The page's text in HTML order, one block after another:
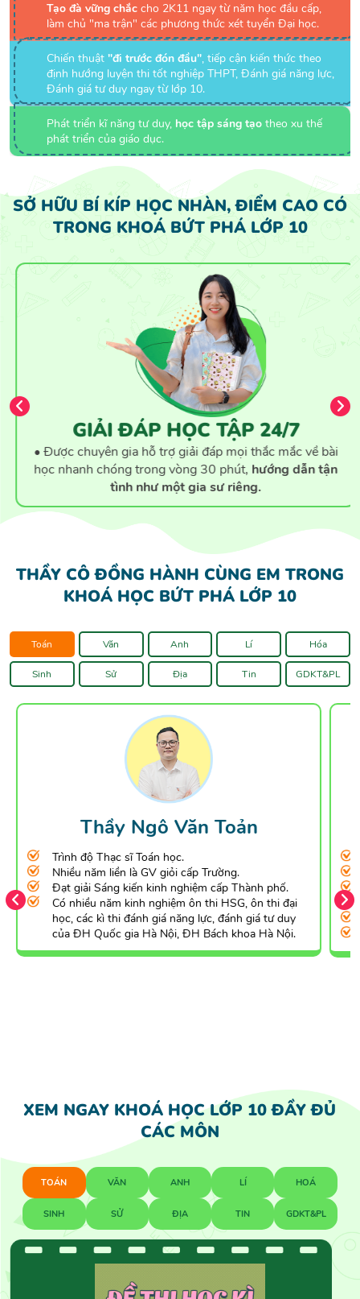
Tạo đà vững chắc cho 2K11 ngay từ năm học đầu cấp,
làm chủ "ma trận" các phương thức xét tuyển Đại học.
Chiến thuật "đi trước đón đầu", tiếp cận kiến thức theo
định hướng luyện thi tốt nghiệp THPT, Đánh giá năng lực,
Đánh giá tư duy ngay từ lớp 10.
Phát triển kĩ năng tư duy, học tập sáng tạo theo xu thế
phát triển của giáo dục.
SỞ HỮU BÍ KÍP HỌC NHÀN, ĐIỂM CAO CÓ
TRONG KHOÁ BỨT PHÁ LỚP 10
GIẢI ĐÁP HỌC TẬP 24/7
• Được chuyên gia hỗ trợ giải đáp mọi thắc mắc về bài
học nhanh chóng trong vòng 30 phút,hướng dẫn tận
tình như một gia sư riêng.
THẦY CÔ ĐỒNG HÀNH CÙNG EM TRONG
KHOÁ HỌC BỨT PHÁ LỚP 10
Toán Văn Anh Lí Hóa
Sinh Sử Địa Tin GDKT&PL
Thầy Ngô Văn Toản
Trình độ Thạc sĩ Toán học.
Nhiều năm liền là GV giỏi cấp Trường.
Đạt giải Sáng kiến kinh nghiệm cấp Thành phố.
Có nhiều năm kinh nghiệm ôn thi HSG, ôn thi đại
học, các kì thi đánh giá năng lực, đánh giá tư duy
của ĐH Quốc gia Hà Nội, ĐH Bách khoa Hà Nội.
XEM NGAY KHOÁ HỌC LỚP 10 ĐẦY ĐỦ
CÁC MÔN
TOÁN VĂN ANH LÍ HOÁ
SINH SỬ ĐỊA TIN GDKT&PL